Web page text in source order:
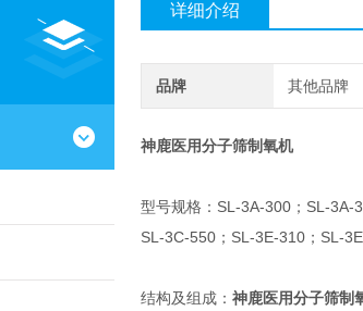
详细介绍
品牌 其他品牌
神鹿医用分子筛制氧机
型号规格：SL-3A-300；SL-3A-
SL-3C-550；SL-3E-310；SL-
结构及组成： 神鹿医用分子筛制